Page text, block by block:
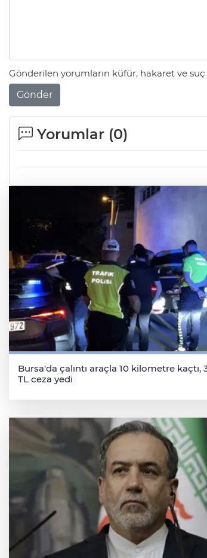
Gönderilen yorumların küfür, hakaret ve
Gönder
Yorumlar (0)
Bursa'da çalıntı araçla 10 kilometre kaçtı,
TL ceza yedi